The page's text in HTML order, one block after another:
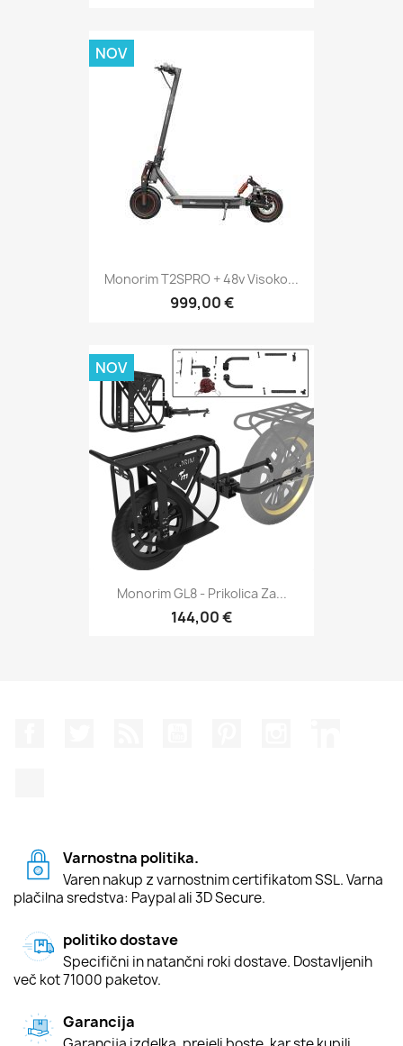
Monorim T2SPRO + 48v Visoko...
999,00 €
NOV
Monorim GL8 - Prikolica Za...
144,00 €
NOV
Varnostna politika.
Varen nakup z varnostnim certifikatom SSL. Varna
plačilna sredstva: Paypal ali 3D Secure.
politiko dostave
Specifični in natančni roki dostave. Dostavljenih
več kot 71000 paketov.
Garancija